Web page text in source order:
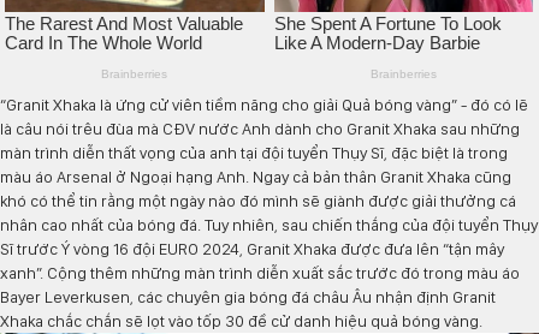
“Granit Xhaka là ứng cử viên tiềm năng cho giải Quả bóng vàng” - đó có lẽ
là câu nói trêu đùa mà CĐV nước Anh dành cho Granit Xhaka sau những
màn trình diễn thất vọng của anh tại đội tuyển Thụy Sĩ, đặc biệt là trong
màu áo Arsenal ở Ngoại hạng Anh. Ngay cả bản thân Granit Xhaka cũng
khó có thể tin rằng một ngày nào đó mình sẽ giành được giải thưởng cá
nhân cao nhất của bóng đá. Tuy nhiên, sau chiến thắng của đội tuyển Thụy
Sĩ trước Ý vòng 16 đội EURO 2024, Granit Xhaka được đưa lên “tận mây
xanh”. Cộng thêm những màn trình diễn xuất sắc trước đó trong màu áo
Bayer Leverkusen, các chuyên gia bóng đá châu Âu nhận định Granit
Xhaka chắc chắn sẽ lọt vào tốp 30 đề cử danh hiệu quả bóng vàng.